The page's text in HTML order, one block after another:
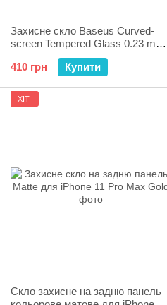
Захисне скло Baseus Curved-
screen Tempered Glass 0.23 mm
для Apple IPhone Xs Max/11 Pro
Max Black
410 грн Купити
ХІТ
Скло захисне на задню панель